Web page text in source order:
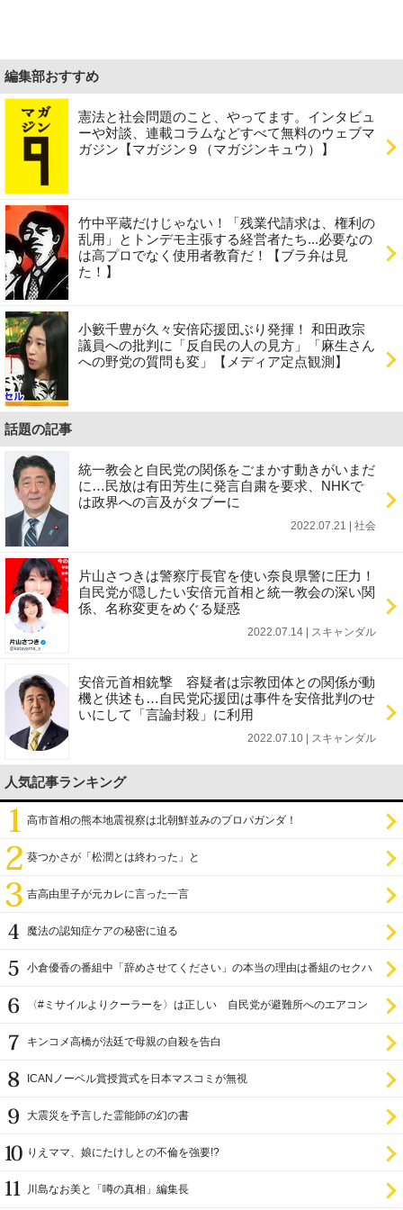
編集部おすすめ
憲法と社会問題のこと、やってます。インタビュ
ーや対談、連載コラムなどすべて無料のウェブマ
ガジン【マガジン９（マガジンキュウ）】
竹中平蔵だけじゃない！「残業代請求は、権利の
乱用」とトンデモ主張する経営者たち...必要なの
は高プロでなく使用者教育だ！【ブラ弁は見
た！】
小籔千豊が久々安倍応援団ぶり発揮！ 和田政宗
議員への批判に「反自民の人の見方」「麻生さん
への野党の質問も変」【メディア定点観測】
話題の記事
統一教会と自民党の関係をごまかす動きがいまだ
に…民放は有田芳生に発言自粛を要求、NHKで
は政界への言及がタブーに
2022.07.21 | 社会
片山さつきは警察庁長官を使い奈良県警に圧力！
自民党が隠したい安倍元首相と統一教会の深い関
係、名称変更をめぐる疑惑
2022.07.14 | スキャンダル
安倍元首相銃撃 容疑者は宗教団体との関係が動
機と供述も…自民党応援団は事件を安倍批判のせ
いにして「言論封殺」に利用
2022.07.10 | スキャンダル
人気記事ランキング
高市首相の熊本地震視察は北朝鮮並みのプロパガンダ！
葵つかさが「松潤とは終わった」と
吉高由里子が元カレに言った一言
魔法の認知症ケアの秘密に迫る
小倉優香の番組中「辞めさせてください」の本当の理由は番組のセクハ
〈#ミサイルよりクーラーを〉は正しい 自民党が避難所へのエアコン
キンコメ高橋が法廷で母親の自殺を告白
ICANノーベル賞授賞式を日本マスコミが無視
大震災を予言した霊能師の幻の書
りえママ、娘にたけしとの不倫を強要!?
川島なお美と「噂の真相」編集長